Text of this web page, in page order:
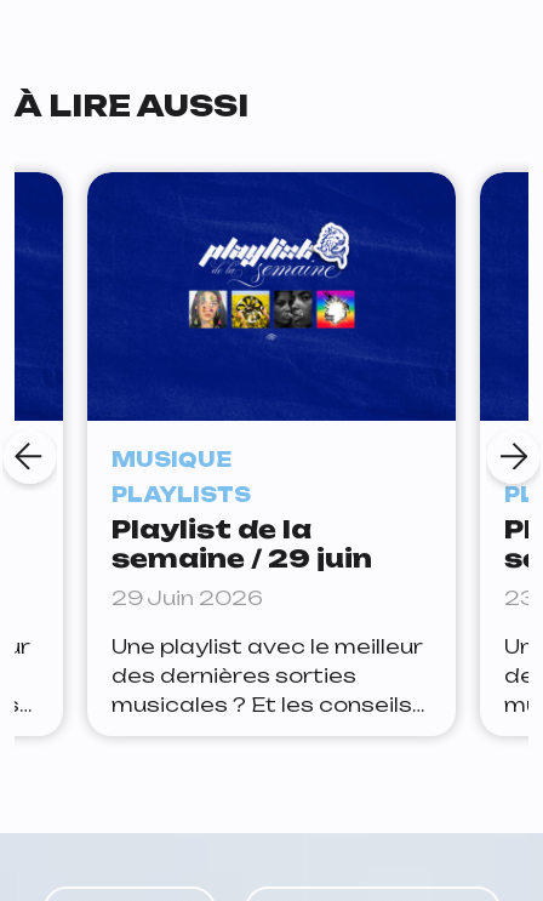
À LIRE AUSSI
MUSIQUE
PLAYLISTS
Playlist de la
semaine / 29 juin
29 Juin 2026
Une playlist avec le meilleur
des dernières sorties
musicales ? Et les conseils
de la rédaction pour rester
23
de